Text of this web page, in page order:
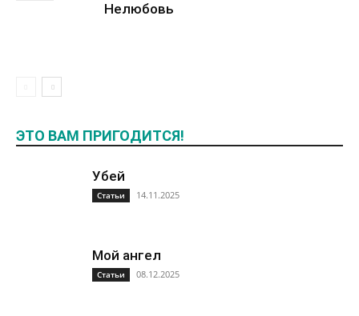
Нелюбовь
ЭТО ВАМ ПРИГОДИТСЯ!
Убей
Статьи 14.11.2025
Мой ангел
Статьи 08.12.2025